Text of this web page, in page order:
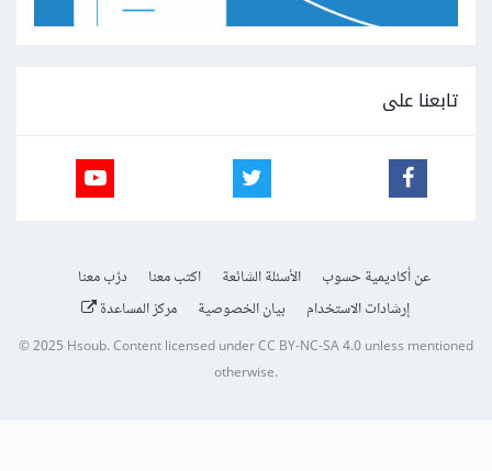
تابعنا على
عن أكاديمية حسوب الأسئلة الشائعة اكتب معنا
درّب معنا
إرشادات الاستخدام
بيان الخصوصية مركز المساعدة
© 2025 Hsoub.Content licensed underCC BY-NC-SA 4.0unless mentioned
otherwise.